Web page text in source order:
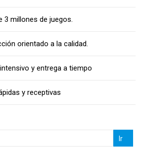
3 millones de juegos.
orientado a la calidad.
y entrega a tiempo
y receptivas